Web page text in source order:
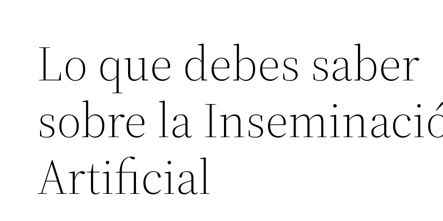
Lo que debes saber
sobre la
Artificial